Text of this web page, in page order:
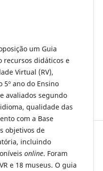
um Guia
recursos didáticos e
Virtual (RV),
ano do Ensino
avaliados segundo
qualidade das
com a Base
objetivos de
incluindo
online. Foram
e 18 museus. O guia